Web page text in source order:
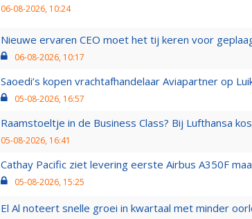
06-08-2026, 10:24
Nieuwe ervaren CEO moet het tij keren voor
06-08-2026, 10:17
Saoedi’s kopen vrachtafhandelaar Aviapartner op
05-08-2026, 16:57
Raamstoeltje in de Business Class? Bij Lufthansa
05-08-2026, 16:41
Cathay Pacific ziet levering eerste Airbus A350F
05-08-2026, 15:25
El Al noteert snelle groei in kwartaal met minder